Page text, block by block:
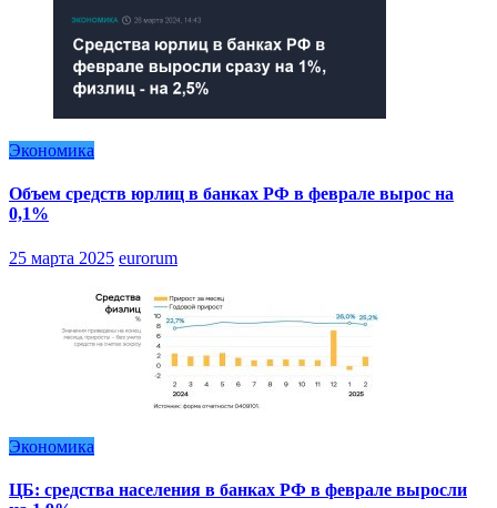
Экономика
Объем средств юрлиц в банках РФ в феврале вырос на
0,1%
25 марта 2025 eurorum
Экономика
ЦБ: средства населения в банках РФ в феврале выросли